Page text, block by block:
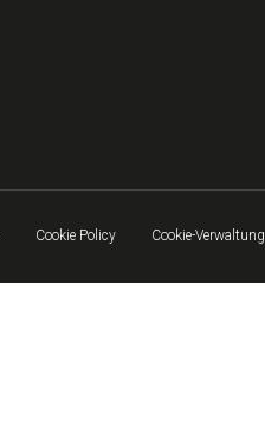
Cookie Policy Cookie-Verwaltung